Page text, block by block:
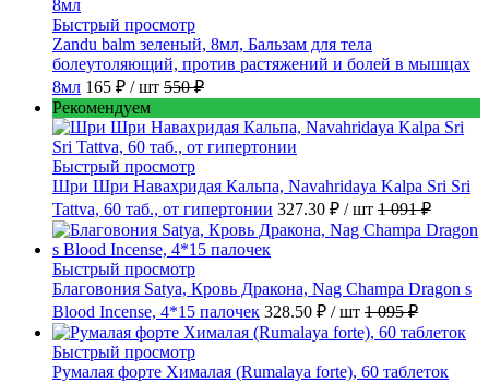
Быстрый просмотр
Zandu balm зеленый, 8мл, Бальзам для тела
болеутоляющий, против растяжений и болей в мышцах
8мл 165 ₽ / шт 550 ₽
Рекомендуем
Быстрый просмотр
Шри Шри Навахридая Кальпа, Navahridaya Kalpa Sri Sri
Tattva, 60 таб., от гипертонии 327.30 ₽ / шт 1 091 ₽
Быстрый просмотр
Благовония Satya, Кровь Дракона, Nag Champa Dragon s
Blood Incense, 4*15 палочек 328.50 ₽ / шт 1 095 ₽
Быстрый просмотр
Румалая форте Хималая (Rumalaya forte), 60 таблеток